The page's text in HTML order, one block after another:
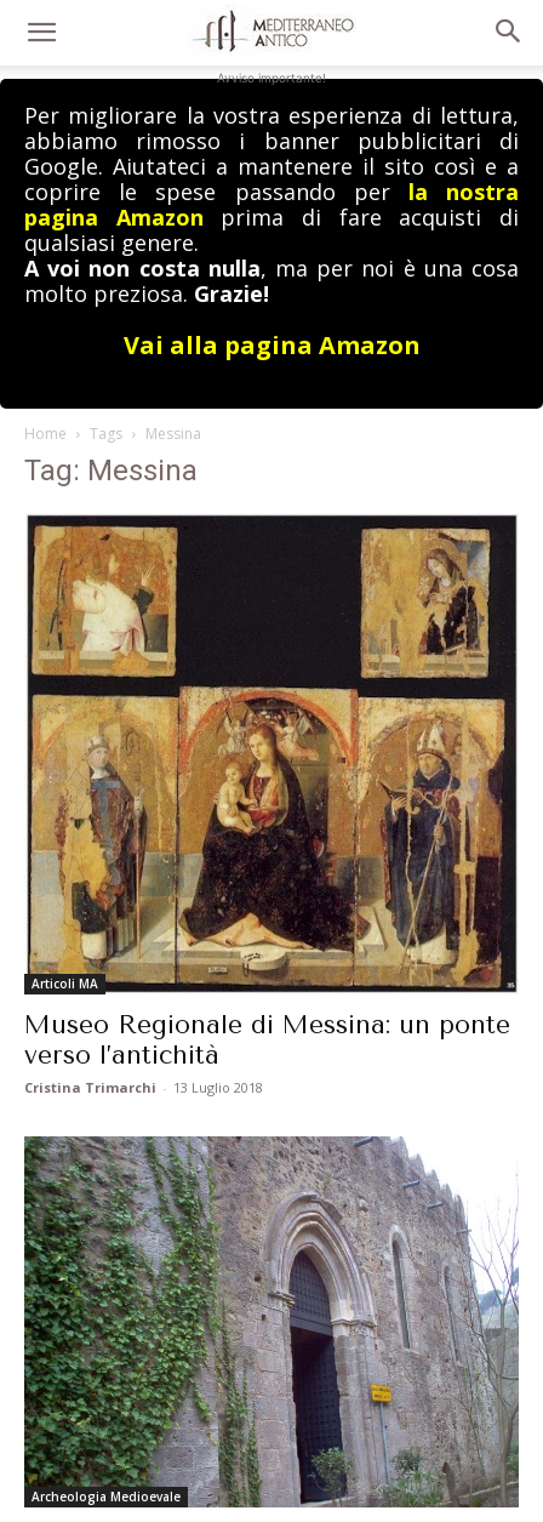
Avviso importante!
Per migliorare la vostra esperienza di lettura,
abbiamo rimosso i banner pubblicitari di
Google. Aiutateci a mantenere il sito così e a
coprire le spese passando per la nostra
pagina Amazon prima di fare acquisti di
qualsiasi genere.
A voi non costa nulla, ma per noi è una cosa
molto preziosa. Grazie!
Vai alla pagina Amazon
Home Tags Messina
Tag: Messina
Articoli MA
Museo Regionale di Messina: un ponte
verso l’antichità
Cristina Trimarchi - 13 Luglio 2018
Archeologia Medioevale